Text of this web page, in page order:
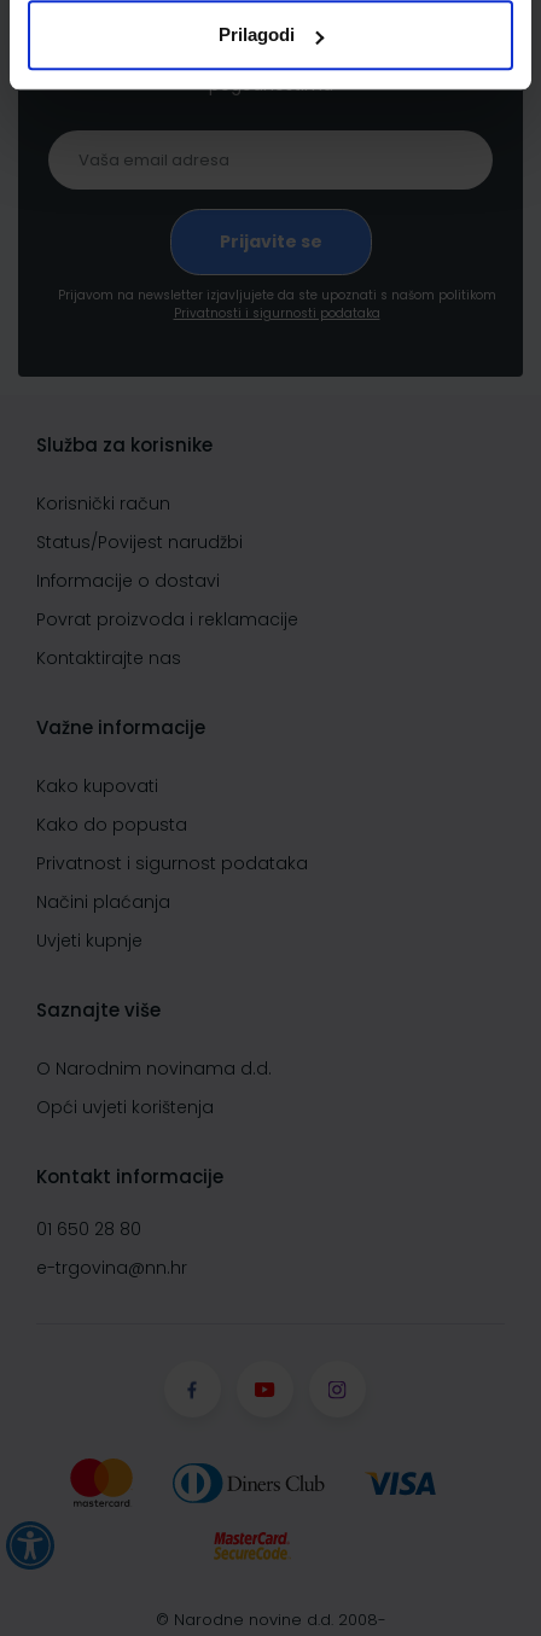
Prilagodi
Prijavite se kako bi primali informacije o novim
pogodnostima
Prijavom na newsletter izjavljujete da ste upoznati s našom politikom
Privatnosti i sigurnosti podataka
Služba za korisnike
Korisnički račun
Status/Povijest narudžbi
Informacije o dostavi
Povrat proizvoda i reklamacije
Kontaktirajte nas
Važne informacije
Kako kupovati
Kako do popusta
Privatnost i sigurnost podataka
Načini plaćanja
Uvjeti kupnje
Saznajte više
O Narodnim novinama d.d.
Opći uvjeti korištenja
Kontakt informacije
01 650 28 80
e-trgovina@nn.hr
© Narodne novine d.d. 2008-